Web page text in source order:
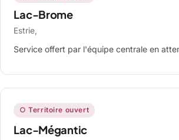
Lac-Brome
Estrie,
Service offert par l'équipe centrale en
○ Territoire ouvert
Lac-Mégantic